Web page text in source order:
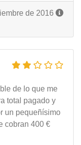
de 2016
de lo que me
total pagado y
un pequeñísimo
cobran 400 €